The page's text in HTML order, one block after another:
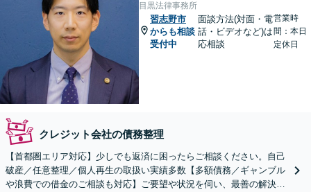
目黒法律事務所
習志野市
からも相談
受付中
面談方法(対面・電
話・ビデオなど)は
応相談
営業時
間：本日
定休日
クレジット会社の債務整理
【首都圏エリア対応】少しでも返済に困ったらご相談ください。自己
破産／任意整理／個人再生の取扱い実績多数【多額債務／ギャンブル
や浪費での借金のご相談も対応】ご要望や状況を伺い、最善の解決を